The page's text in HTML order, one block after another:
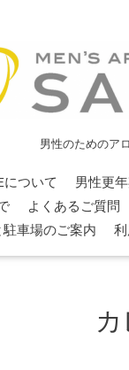
男性のためのア
について 男性更
よくあるご質問
車場のご案内